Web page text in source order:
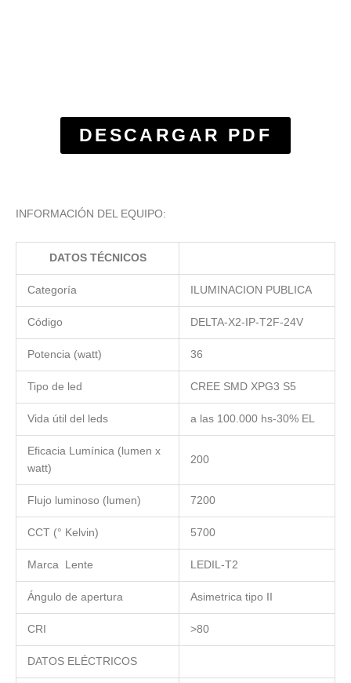
DESCARGAR PDF
INFORMACIÓN DEL EQUIPO:
DATOS TÉCNICOS
Categoría ILUMINACION PUBLICA
Código DELTA-X2-IP-T2F-24V
Potencia (watt) 36
Tipo de led CREE SMD XPG3 S5
Vida útil del leds a las 100.000 hs-30% EL
Eficacia Lumínica (lumen x
watt)
200
Flujo luminoso (lumen) 7200
CCT (° Kelvin) 5700
Marca Lente LEDIL-T2
Ángulo de apertura Asimetrica tipo II
CRI >80
DATOS ELÉCTRICOS